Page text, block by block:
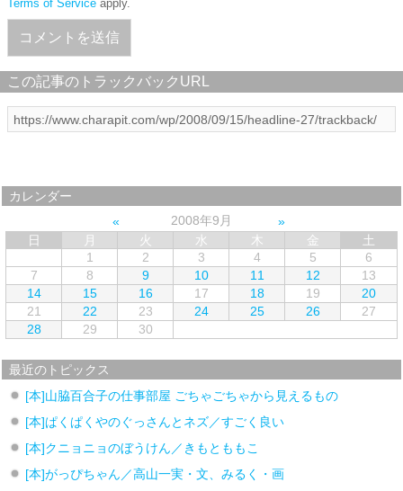
Terms of Service apply.
この記事のトラックバックURL
カレンダー
2008年9月
日
月 火 水 木 金
土
1
2 3 4 5
6
7
8 9 10 11 12
13
14
15 16 17 18 19
20
21
22 23 24 25 26
27
28
29 30
最近のトピックス
[本]山脇百合子の仕事部屋 ごちゃごちゃから見えるもの
[本]ぱくぱくやのぐっさんとネズ／すごく良い
[本]クニョニョのぼうけん／きもとももこ
[本]がっぴちゃん／高山一実・文、みるく・画